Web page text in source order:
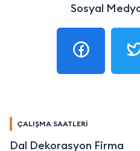
Sosyal
ÇALIŞMA SAATLERİ
Dal Dekorasyon Firma